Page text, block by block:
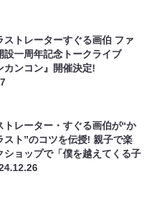
ストレーターすぐる画伯 ファ
設一周年記念トークライブ
カンコン』開催決定!
トレーター・すぐる画伯が“か
スト”のコツを伝授! 親子で楽
ショップで「僕を越えてくる子